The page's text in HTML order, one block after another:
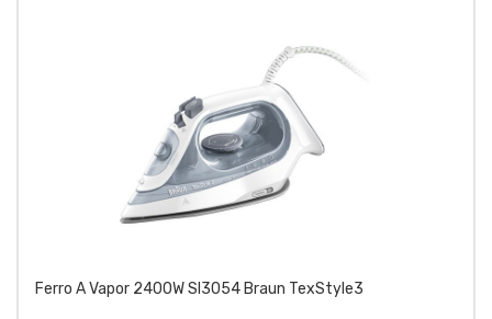
Ferro A Vapor 2400W SI3054 Braun TexStyle3